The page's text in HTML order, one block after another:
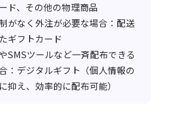
ド、その他の物理商品
がなく外注が必要な場合：配送
ギフトカード
SMSツールなど一斉配布できる
：デジタルギフト（個人情報の
抑え、効率的に配布可能）